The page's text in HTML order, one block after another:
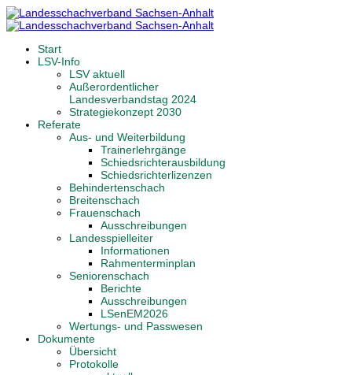
Start
LSV-Info
LSV aktuell
Außerordentlicher
Landesverbandstag 2024
Strategiekonzept 2030
Referate
Aus- und Weiterbildung
Trainerlehrgänge
Schiedsrichterausbildung
Schiedsrichterlizenzen
Behindertenschach
Breitenschach
Frauenschach
Ausschreibungen
Landesspielleiter
Informationen
Rahmenterminplan
Seniorenschach
Berichte
Ausschreibungen
LSenEM2026
Wertungs- und Passwesen
Dokumente
Übersicht
Protokolle